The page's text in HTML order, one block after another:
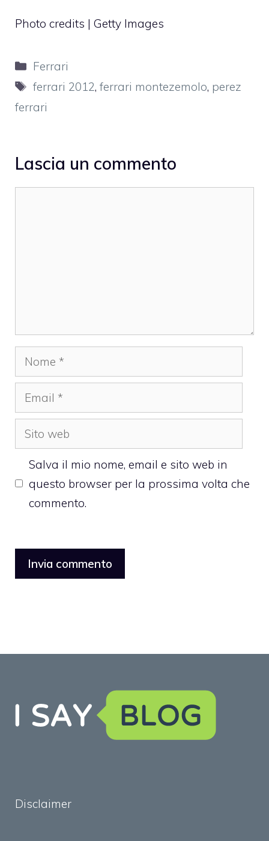
Photo credits | Getty Images
Categorie
Ferrari
Tag
ferrari 2012,ferrari montezemolo, perez
ferrari
Lascia un commento
Nome
Email
Sito
web
Salva il mio nome, email e sito web in
questo browser per la prossima volta che
commento.
Disclaimer